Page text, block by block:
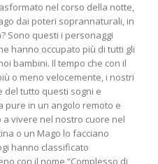
nel corso della notte,
dai poteri soprannaturali, in
Sono questi i personaggi
hanno occupato più di tutti gli
bambini. Il tempo che con il
o meno velocemente, i nostri
del tutto questi sogni e
pure in un angolo remoto e
vivere nel nostro cuore nel
o un Mago lo facciano
hanno classificato
con il nome “Complesso di